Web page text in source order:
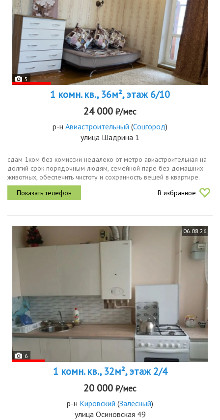
5
1 комн. кв., 36м², этаж 6/10
24 000 ₽/мес
р-н Авиастроительный (Соцгород)
улица Шадрина 1
сдам 1ком без комиссии недалеко от метро авиастроительная на
долгий срок порядочным людям, семейной паре без домашних
животных, обеспечить чистоту и сохранность вещей в квартире.
залог за сохранность имущества при сдаче квартиры
возвращается, если...
В избранное
06.08.26
6
1 комн. кв., 32м², этаж 2/4
20 000 ₽/мес
р-н Кировский (Залесный)
улица Осиновская 49